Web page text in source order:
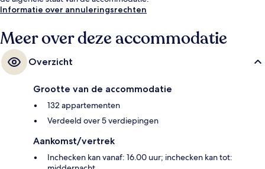
Informatie over annuleringsrechten
Meer over deze accommodatie
Overzicht
Grootte van de accommodatie
132 appartementen
Verdeeld over 5 verdiepingen
Aankomst/vertrek
Inchecken kan vanaf: 16.00 uur; inchecken kan tot: